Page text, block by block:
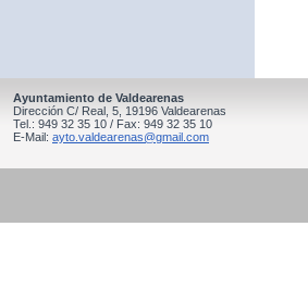
Ayuntamiento de Valdearenas
Dirección C/ Real, 5, 19196 Valdearenas
Tel.: 949 32 35 10 / Fax: 949 32 35 10
E-Mail: ayto.valdearenas@gmail.com